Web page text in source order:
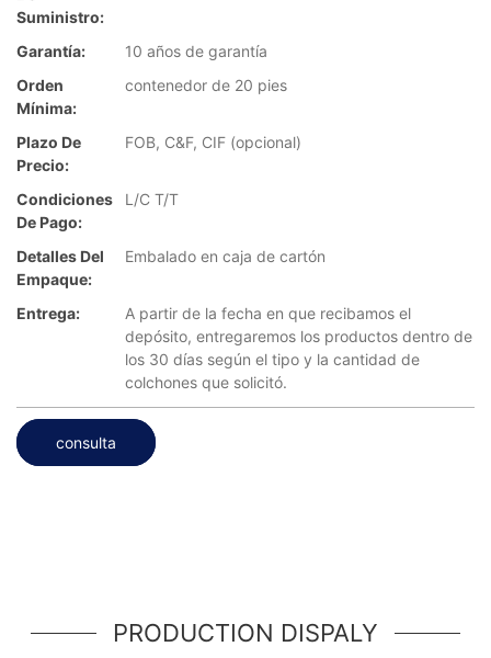
Suministro:
Garantía:
10 años de garantía
Orden
Mínima:
contenedor de 20 pies
Plazo De
Precio:
FOB, C&F, CIF (opcional)
Condiciones
De Pago:
L/C T/T
Detalles Del
Empaque:
Embalado en caja de cartón
Entrega:
A partir de la fecha en que recibamos el
depósito, entregaremos los productos dentro de
los 30 días según el tipo y la cantidad de
colchones que solicitó.
consulta
PRODUCTION DISPALY